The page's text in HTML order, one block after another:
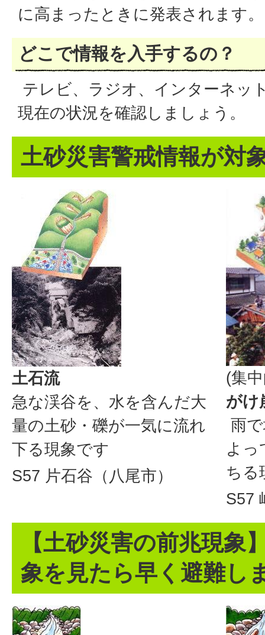
に高まったときに発表されます。
どこで情報を入手するの？
テレビ、ラジオ、インターネッ
現在の状況を確認しましょう。
土砂災害警戒情報が対
土石流
急な渓谷を、水を含んだ大
量の土砂・礫が一気に流れ
下る現象です
S57 片石谷（八尾市）
(集
がけ
雨
よっ
ちる
S57
【土砂災害の前兆現象
象を見たら早く避難し